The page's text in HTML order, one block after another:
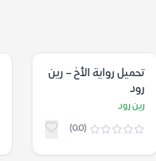
تحميل رواية الأخ – رين
رود
رين رود
(0.0)